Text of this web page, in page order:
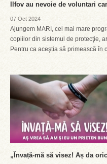
Ilfov au nevoie de voluntari
07 Oct 2024
Ajungem MARI, cel mai mare
copiilor din sistemul de protecţie,
Pentru ca aceştia să primească în
„Învață-mă să visez! Aș da